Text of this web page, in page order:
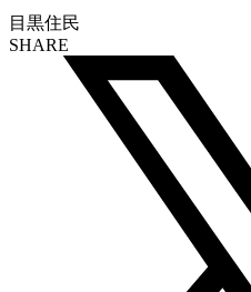
目黒住民
SHARE